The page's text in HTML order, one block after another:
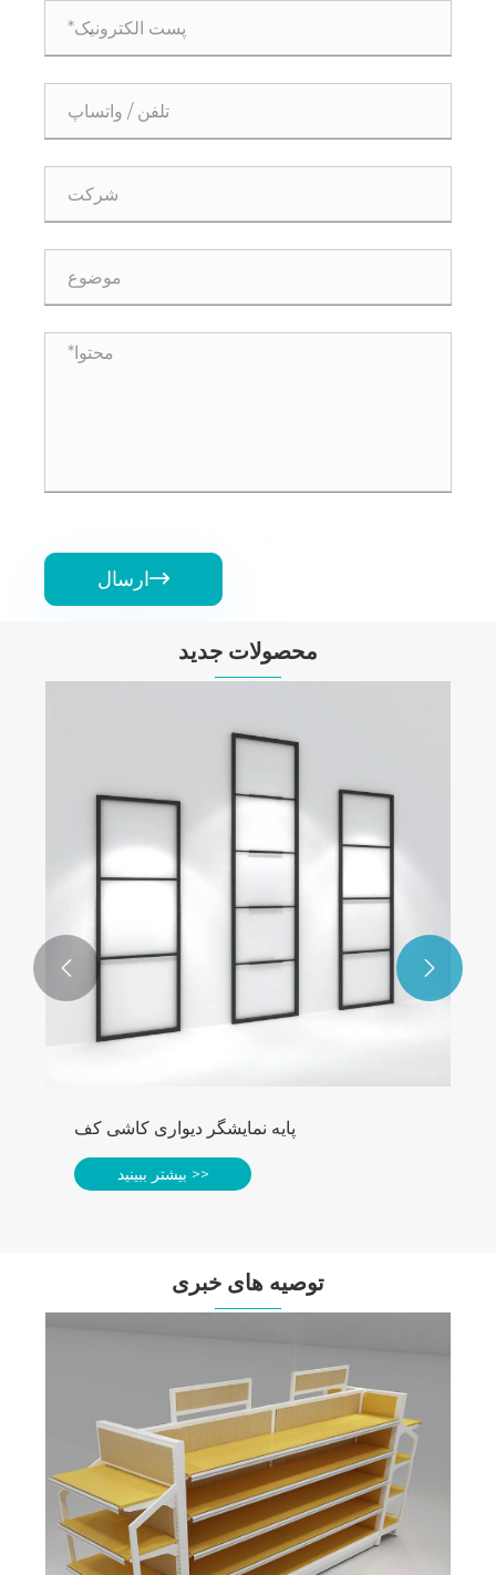
ارسال
محصولات جدید
پایه نمایشگر دیواری کاشی کف
بیشتر ببینید >>
 
توصیه های خبری